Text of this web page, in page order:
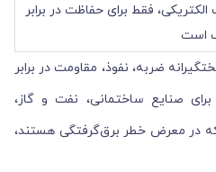
فقط برای حفاظت در برابر
است
ضربه، نفوذ، مقاومت در برابر
صنایع ساختمانی، نفت و گاز،
در معرض خطر برق‌گرفتگی هستند،